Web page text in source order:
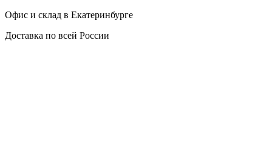
Офис и склад в Екатеринбурге
Доставка по всей России